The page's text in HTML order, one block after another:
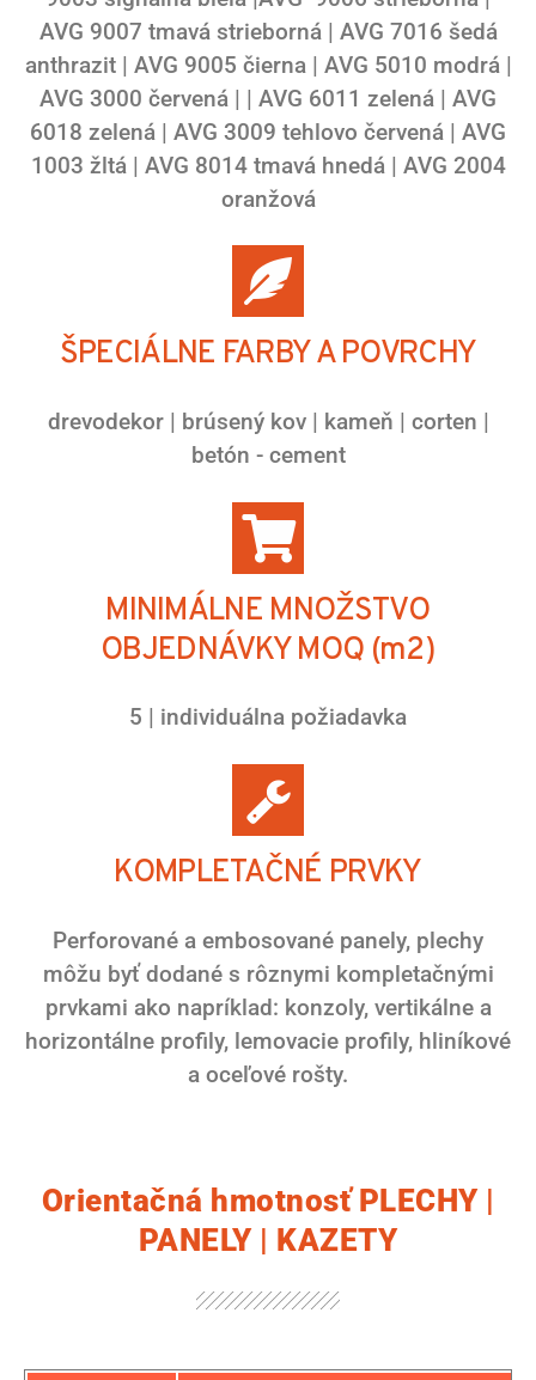
AVG 9007 tmavá strieborná | AVG 7016 šedá
anthrazit | AVG 9005 čierna | AVG 5010 modrá |
AVG 3000 červená | | AVG 6011 zelená | AVG
6018 zelená | AVG 3009 tehlovo červená | AVG
1003 žltá | AVG 8014 tmavá hnedá | AVG 2004
oranžová
ŠPECIÁLNE FARBY A POVRCHY
drevodekor | brúsený kov | kameň | corten |
betón - cement
MINIMÁLNE MNOŽSTVO
OBJEDNÁVKY MOQ (m2)
5 | individuálna požiadavka
KOMPLETAČNÉ PRVKY
Perforované a embosované panely, plechy
môžu byť dodané s rôznymi kompletačnými
prvkami ako napríklad: konzoly, vertikálne a
horizontálne profily, lemovacie profily, hliníkové
a oceľové rošty.
Orientačná hmotnosť PLECHY |
PANELY | KAZETY